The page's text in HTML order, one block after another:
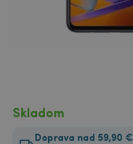
Skladom
Doprava nad 59,90 €